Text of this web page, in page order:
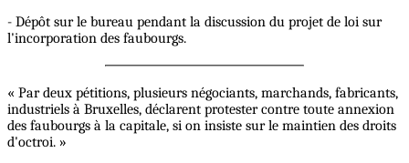
- Dépôt sur le bureau pendant la discussion du projet de loi sur
l'incorporation des faubourgs.
« Par deux pétitions, plusieurs négociants, marchands, fabricants,
industriels à Bruxelles, déclarent protester contre toute annexion
des faubourgs à la capitale, si on insiste sur le maintien des droits
d'octroi. »